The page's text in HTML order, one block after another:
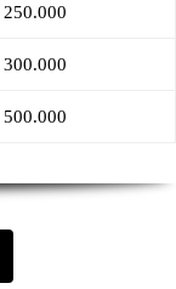
250.000
300.000
500.000